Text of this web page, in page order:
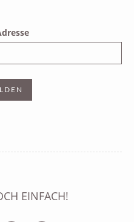
EINFACH!